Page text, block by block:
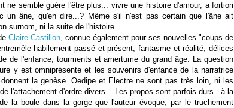
ne semble guère l'être plus... vivre une histoire d'amour, a fortiori
un âne, qu'en dire...? Même s'il n'est pas certain que l'âne ait
surnom, ni la suite de l'histoire...
Claire Castillon, connue également pour ses nouvelles "coups de
habilement passé et présent, fantasme et réalité, délices
de l'enfance, tourments et amertume du grand âge. La question
y est omniprésente et les souvenirs d'enfance de la narratrice
la genèse. Oedipe et Electre ne sont pas très loin, ni les
l'attachement d'ordre divers... Les propos sont parfois durs - à la
la boule dans la gorge que l'auteur évoque, par le truchement